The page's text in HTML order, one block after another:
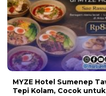
MYZE Hotel Sumenep
Tepi Kolam, Cocok